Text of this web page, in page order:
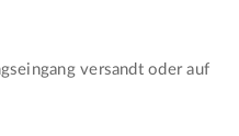
versandt oder auf